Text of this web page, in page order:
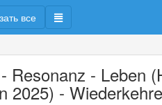
все
Resonanz - Leben
2025) -